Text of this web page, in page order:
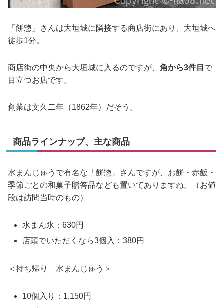
「餅惣」さんは大垣城に隣接する商店街にあり、大垣城へ
徒歩1分。
商店街の中央から大垣城に入るのですが、 角から3件目 で
目立つお店です。
創業は文久二年（1862年）だそう。
商品ラインナップ、主な商品
水まんじゅうで有名な「餅惣」さんですが、お餅・赤飯・
季節ごとの和菓子贈答品なども置いてありますね。（お値
段は訪問当時のもの）
水まん氷：630円
店頭でいただくなら3個入：380円
＜持ち帰り 水まんじゅう＞
10個入り：1,150円